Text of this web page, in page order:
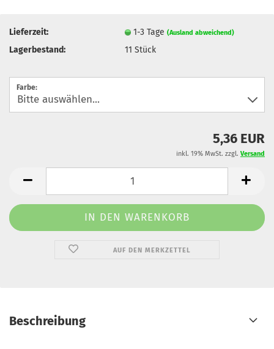
Lieferzeit: 1-3 Tage(Ausland abweichend)
Lagerbestand: 11Stück
Farbe:
5,36 EUR
inkl. 19% MwSt. zzgl. Versand
AUF DEN MERKZETTEL
Beschreibung